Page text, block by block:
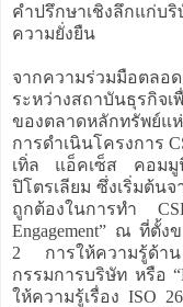
คำปรึกษาเชิงลึกแก่บริ
ความยั่งยืน
จากความร่วมมือตลอ
ระหว่างสถาบันธุรกิจ
ของตลาดหลักทรัพย์แ
การดำเนินโครงการ
เทิ่ล แอ็คเซ็ส คอม
ปิโตรเลียม ซึ่งเริ่มต้น
ถูกต้องในการทำ
Engagement” ณ ที่ตั้
2 การให้ความรู้ด้า
กรรมการบริษัท หรือ
ให้ความรู้เรื่อง ISO